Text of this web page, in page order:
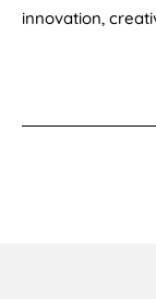
innovation,